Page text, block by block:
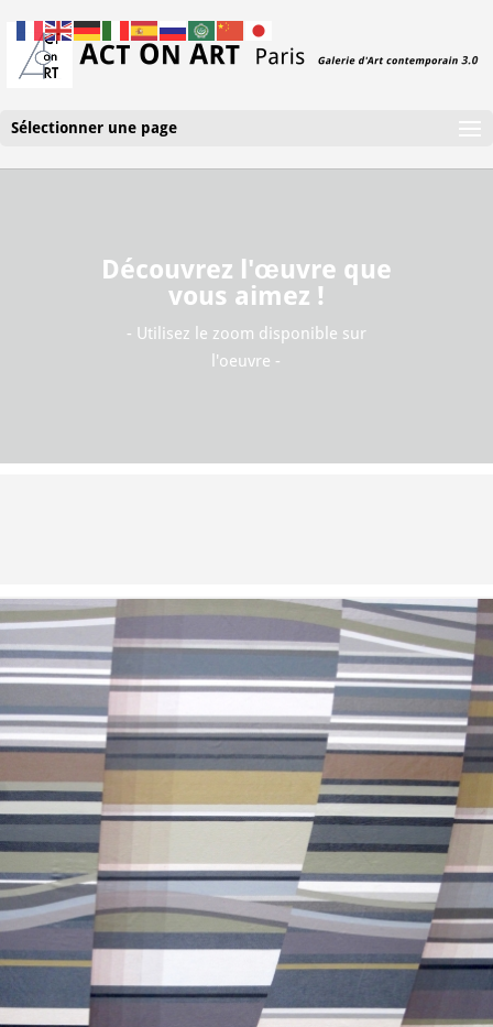
Sélectionner une page
Découvrez l'œuvre que
vous aimez !
- Utilisez le zoom disponible sur
l'oeuvre -